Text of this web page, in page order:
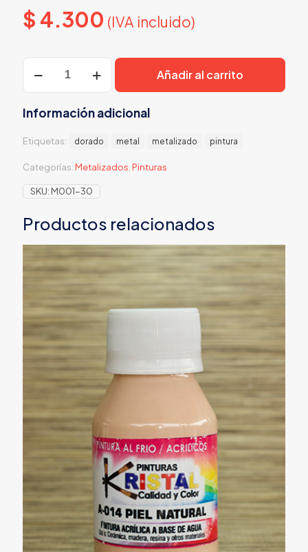
$ 4.300 (IVA incluido)
Metalizado
Añadir al carrito
Información adicional
Etiquetas: dorado metal metalizado pintura
Categorías: Metalizados Pinturas
SKU: M001-30
Productos relacionados